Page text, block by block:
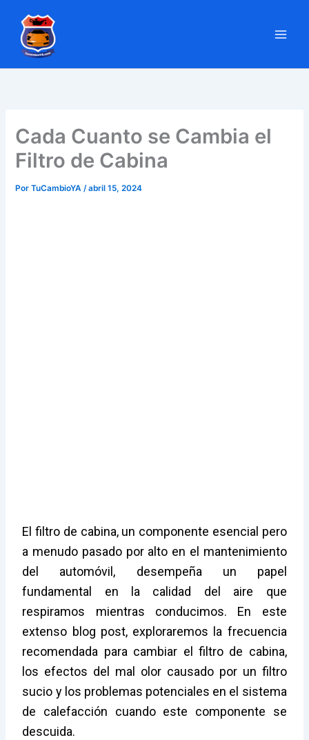
contenido
Cada Cuanto se Cambia el
Filtro de Cabina
PorTuCambioYA/abril 15, 2024
El filtro de cabina, un componente esencial pero
a menudo pasado por alto en el mantenimiento
del automóvil, desempeña un papel
fundamental en la calidad del aire que
respiramos mientras conducimos. En este
extenso blog post, exploraremos la frecuencia
recomendada para cambiar el filtro de cabina,
los efectos del mal olor causado por un filtro
sucio y los problemas potenciales en el sistema
de calefacción cuando este componente se
descuida.